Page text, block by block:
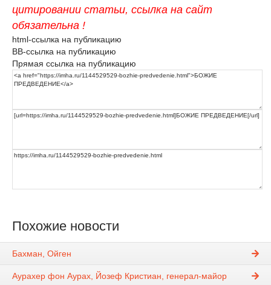
цитировании статьи, ссылка на сайт
обязательна !
html-ссылка на публикацию
BB-ссылка на публикацию
Прямая ссылка на публикацию
Похожие новости
Бахман, Ойген
Аурахер фон Аурах, Йозеф Кристиан, генерал-майор